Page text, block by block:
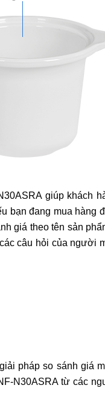
giúp khách
bạn đang mua hàng
giá theo tên sản
câu hỏi của người
pháp so sánh giá
N30ASRA từ các